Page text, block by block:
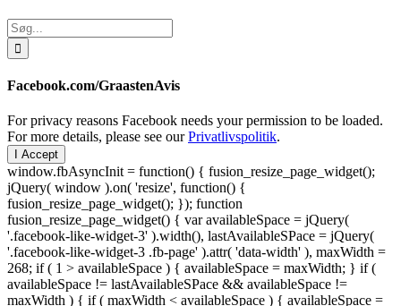
Søg
efter:
Facebook.com/GraastenAvis
For privacy reasons Facebook needs your permission to be loaded.
For more details, please see ourPrivatlivspolitik.
I Accept
window.fbAsyncInit = function() { fusion_resize_page_widget();
jQuery( window ).on( 'resize', function() {
fusion_resize_page_widget(); }); function
fusion_resize_page_widget() { var availableSpace = jQuery(
'.facebook-like-widget-3' ).width(), lastAvailableSPace = jQuery(
'.facebook-like-widget-3 .fb-page' ).attr( 'data-width' ), maxWidth =
268; if ( 1 > availableSpace ) { availableSpace = maxWidth; } if (
availableSpace != lastAvailableSPace && availableSpace !=
maxWidth ) { if ( maxWidth < availableSpace ) { availableSpace =